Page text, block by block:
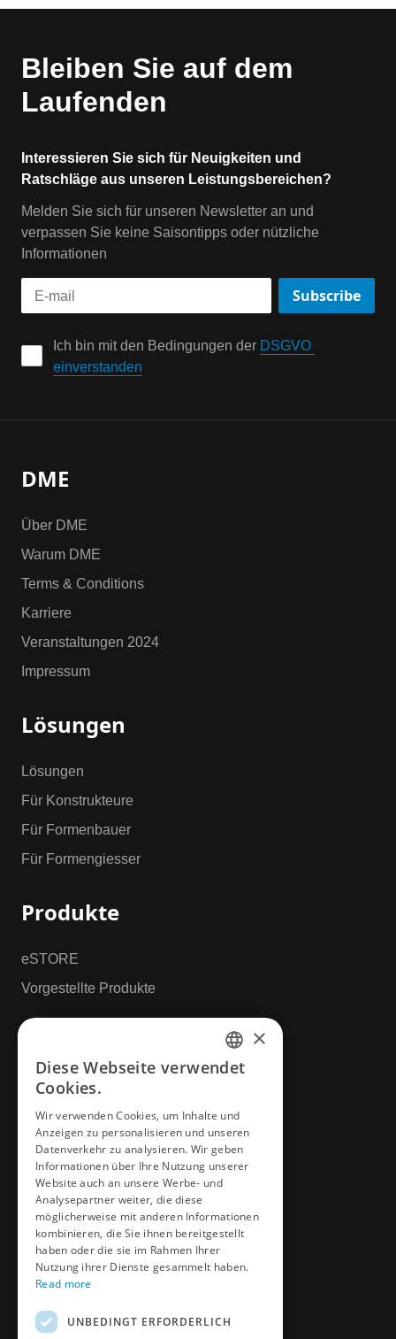
Bleiben Sie auf dem
Laufenden
Interessieren Sie sich für Neuigkeiten und
Ratschläge aus unseren Leistungsbereichen?
Melden Sie sich für unseren Newsletter an und
verpassen Sie keine Saisontipps oder nützliche
Informationen
Subscribe
Ich bin mit den Bedingungen der DSGVO
einverstanden
DME
Über DME
Warum DME
Terms & Conditions
Karriere
Veranstaltungen 2024
Impressum
Lösungen
Lösungen
Für Konstrukteure
Für Formenbauer
Für Formengiesser
Produkte
eSTORE
Vorgestellte Produkte
Downloads
Video & Media
DME University
CAD & Design
More
News
Buchen Sie einen Termin
ENGLISH
GERMAN
FRENCH
HUNGARIAN
ITALIAN
×
Diese Webseite verwendet
Cookies.
Wir verwenden Cookies, um Inhalte und
Anzeigen zu personalisieren und unseren
Datenverkehr zu analysieren. Wir geben
Informationen über Ihre Nutzung unserer
Website auch an unsere Werbe- und
Analysepartner weiter, die diese
möglicherweise mit anderen Informationen
kombinieren, die Sie ihnen bereitgestellt
haben oder die sie im Rahmen Ihrer
Nutzung ihrer Dienste gesammelt haben.
Read more
UNBEDINGT ERFORDERLICH